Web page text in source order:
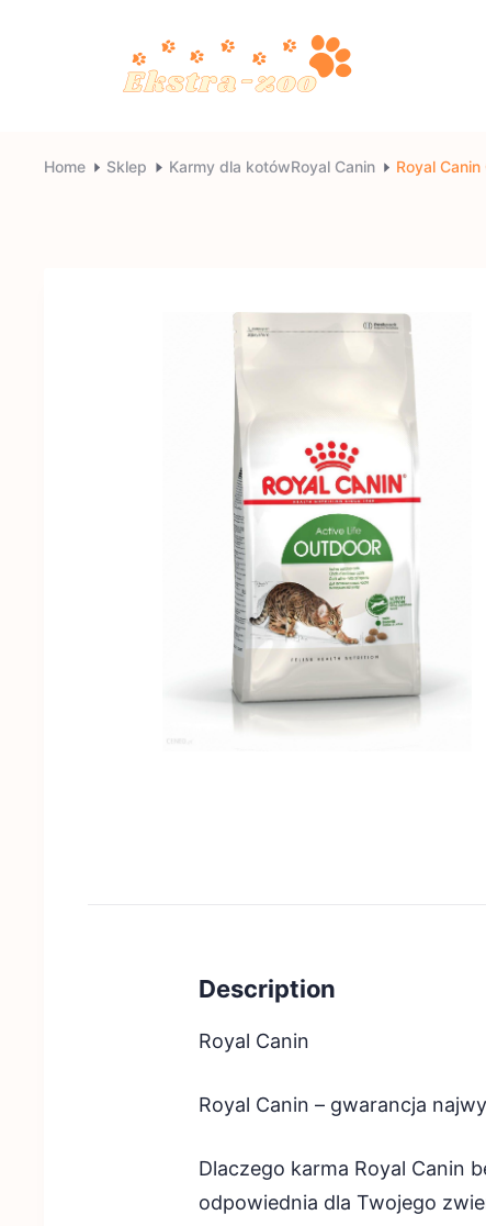
zoo
Home Sklep Karmy dla kotówRoyal Canin Royal
Description
Royal Canin
Royal Canin – gwarancja
Dlaczego karma Royal Canin
odpowiednia dla Twojego